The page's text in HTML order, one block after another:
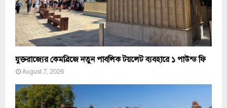
যুক্তরাজ্যের কেমব্রিজে নতুন পাবলিক টয়লেট ব্যবহারে ১ পাউন্ড ফি
August 7, 2026